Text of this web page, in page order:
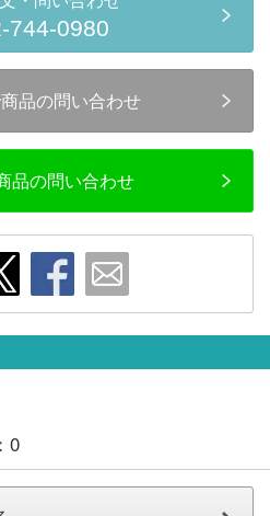
Mid Japan, Inc.
744-0980
品の問い合わせ
品の問い合わせ
0